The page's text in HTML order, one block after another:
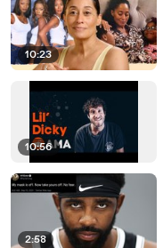
10:23
10:56
2:58